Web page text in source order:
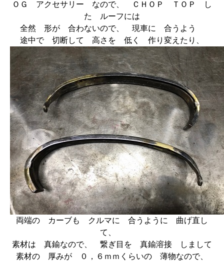
ＯＧ アクセサリー なので、 ＣＨＯＰ ＴＯＰ し
た ルーフには
全然 形が 合わないので、 現車に 合うよう
途中で 切断して 高さを 低く 作り変えたり、
両端の カーブも クルマに 合うように 曲げ直し
て、
素材は 真鍮なので、 繋ぎ目を 真鍮溶接 しまして
素材の 厚みが ０，６ｍｍくらいの 薄物なので、